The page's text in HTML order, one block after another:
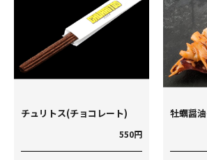
チュリトス(チョコレート)
550円
牡蠣醤